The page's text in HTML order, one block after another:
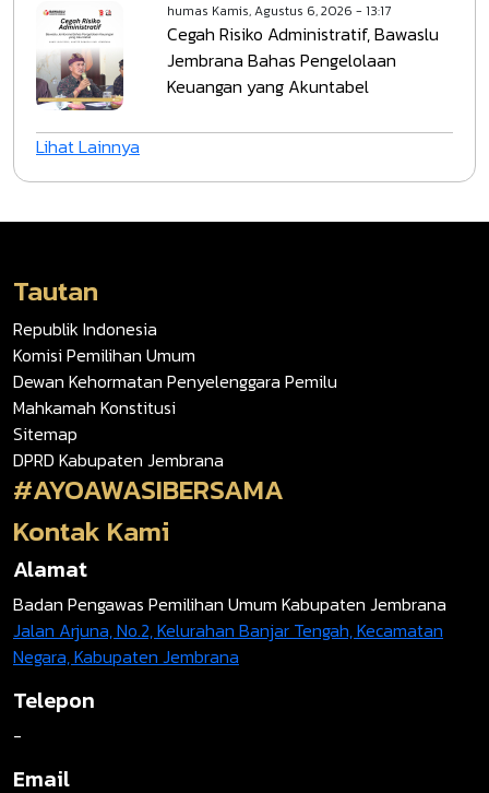
humas Kamis, Agustus 6, 2026 - 13:17
Cegah Risiko Administratif, Bawaslu
Jembrana Bahas Pengelolaan
Keuangan yang Akuntabel
Lihat Lainnya
Tautan
Republik Indonesia
Komisi Pemilihan Umum
Dewan Kehormatan Penyelenggara Pemilu
Mahkamah Konstitusi
Sitemap
DPRD Kabupaten Jembrana
#AYOAWASIBERSAMA
Kontak Kami
Alamat
Badan Pengawas Pemilihan Umum Kabupaten Jembrana
Jalan Arjuna, No.2, Kelurahan Banjar Tengah, Kecamatan
Negara, Kabupaten Jembrana
Telepon
-
Email